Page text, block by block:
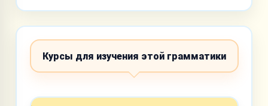
Курсы для изучения этой грамматики